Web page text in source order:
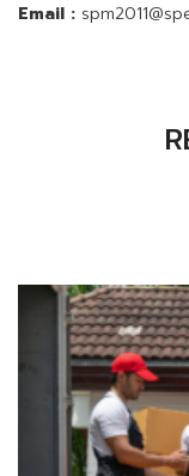
Email :